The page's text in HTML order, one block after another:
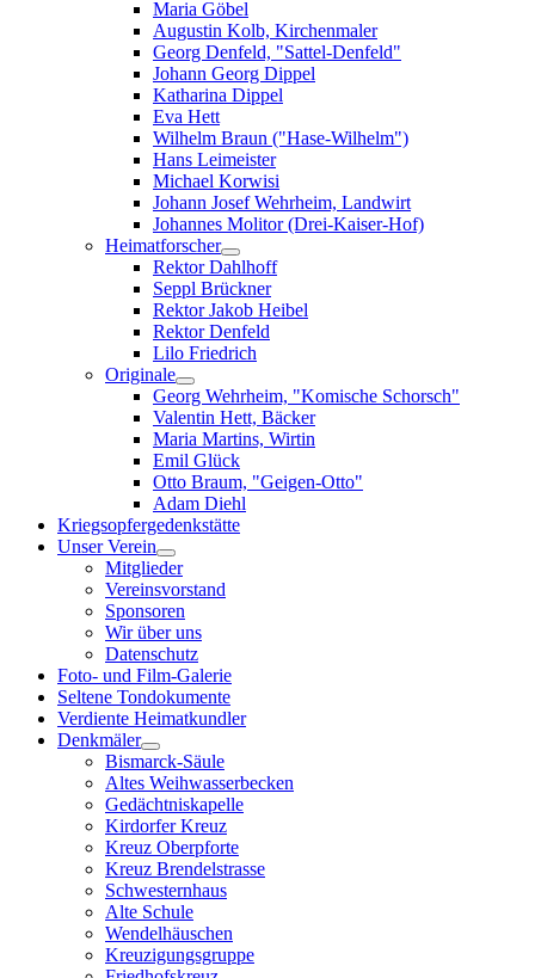
Maria Göbel
Augustin Kolb, Kirchenmaler
Georg Denfeld, "Sattel-Denfeld"
Johann Georg Dippel
Katharina Dippel
Eva Hett
Wilhelm Braun ("Hase-Wilhelm")
Hans Leimeister
Michael Korwisi
Johann Josef Wehrheim, Landwirt
Johannes Molitor (Drei-Kaiser-Hof)
Heimatforscher
Rektor Dahlhoff
Seppl Brückner
Rektor Jakob Heibel
Rektor Denfeld
Lilo Friedrich
Originale
Georg Wehrheim, "Komische Schorsch"
Valentin Hett, Bäcker
Maria Martins, Wirtin
Emil Glück
Otto Braum, "Geigen-Otto"
Adam Diehl
Kriegsopfergedenkstätte
Unser Verein
Mitglieder
Vereinsvorstand
Sponsoren
Wir über uns
Datenschutz
Foto- und Film-Galerie
Seltene Tondokumente
Verdiente Heimatkundler
Denkmäler
Bismarck-Säule
Altes Weihwasserbecken
Gedächtniskapelle
Kirdorfer Kreuz
Kreuz Oberpforte
Kreuz Brendelstrasse
Schwesternhaus
Alte Schule
Wendelhäuschen
Kreuzigungsgruppe